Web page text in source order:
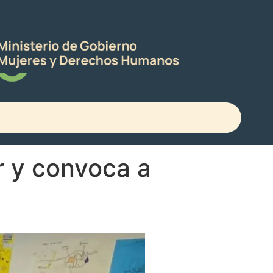
y convoca a